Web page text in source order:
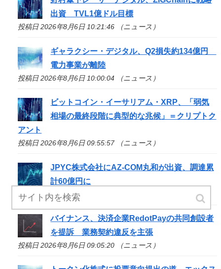
出資 TVL1億ドル目標
投稿日 2026年8月6日 10:21:46 （ニュース）
ギャラクシー・デジタル、Q2損失約134億円
電力事業が離陸
投稿日 2026年8月6日 10:00:04 （ニュース）
ビットコイン・イーサリアム・XRP、「弱気
相場の最終段階に典型的な兆候」＝クリプトク
アント
投稿日 2026年8月6日 09:55:57 （ニュース）
JPYC株式会社にAZ-COM丸和が出資、調達累
計60億円に
投稿日 2026年8月6日 09:35:36 （ニュース）
バイナンス、決済企業RedotPayの共同創設者
を提訴 業務契約違反を主張
投稿日 2026年8月6日 09:05:20 （ニュース）